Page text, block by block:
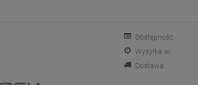
Dostępność:
Wysyłka w:
Dostawa: